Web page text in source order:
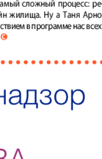
41
47
53
59
Англия
Аугсбург-сити
Будь здоров